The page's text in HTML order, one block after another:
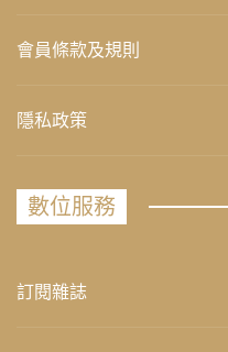
會員條款及規則
隱私政策
數位服務
訂閱雜誌